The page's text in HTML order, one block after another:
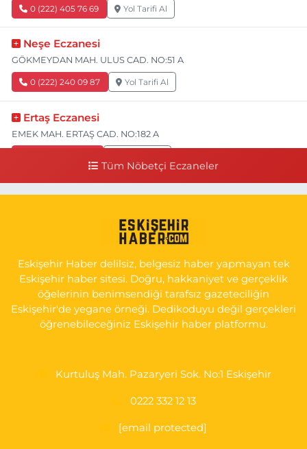
0 (222) 405 76 69 Yol Tarifi Al
Neşe Eczanesi
GÖKMEYDAN MAH. ULUS CAD. NO:51 A
0 (222) 240 09 87 Yol Tarifi Al
Ertaş Eczanesi
EMEK MAH. ERTAŞ CAD. NO:182 A
YAN SOKAĞI POLİKLİNİK KAPISI TAM KARŞISI I
Yol Tarifi Al
Tüm Nöbetçi Eczaneler
Eskişehir Haber delilsiz, belgesiz haber yapmayan tek
Eskişehir haber sitesi. Doğru, hakkaniyet ve gerçeklik
öğelerinin benimsendiği tarafsız gazeteciliğin
Eskişehir'de yegane örneği. Dedikoduyu değil gerçekleri
öğrenebileceğiniz Eskişehir haber platformu.
Kurtuluş Mah. Pazaryeri Sok. No:1 Eskişehir
0222 332 12 13
[email protected]